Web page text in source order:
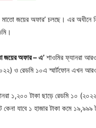
মাতো জয়ের অফার’ চলছে। এর অধীনে
জয়ের অফার – এ’ শাওমির ফ্যানরা
ও রেডমি ১০এ স্মার্টফোন এখন
১,২০০ টাকা ছাড়ে রেডমি ১০
কেনা যাবে ১ হাজার টাকা কমে ১৯,৯৯৯